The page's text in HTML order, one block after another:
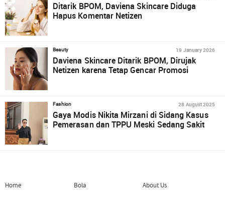
Ditarik BPOM, Daviena Skincare Diduga
Hapus Komentar Netizen
Beauty 19 January 2026
Daviena Skincare Ditarik BPOM, Dirujak
Netizen karena Tetap Gencar Promosi
Fashion 28 August 2025
Gaya Modis Nikita Mirzani di Sidang Kasus
Pemerasan dan TPPU Meski Sedang Sakit
Home
Bola
About Us